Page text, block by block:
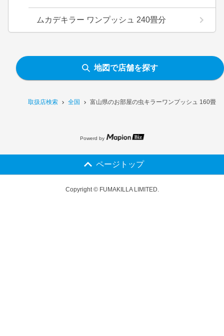
取扱店検索 全国 富山県のお部屋の虫キラーワンプッシュ 160畳分
ムカデキラー ワンプッシュ 240畳分
地図で店舗を探す
Powerd by
ページトップ
Copyright © FUMAKILLA LIMITED.